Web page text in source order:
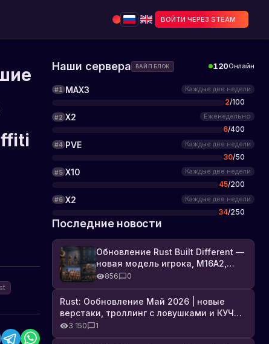
ВОЙТИ ЧЕРЕЗ STEAM
Наши сервера ВАЙП БЛОК 120Онлайн
#1 MAX3 Каждые две недели
2/100
#2 X2 Еженедельно
6/400
#4 PVE Каждые две недели
30/50
#5 X10 Каждые две недели
45/200
#6 X2 Каждые две недели
34/250
Последние новости
Обновление Rust Built Different —
новая модель игрока, M16A2,
броня, Industrial DLC и полный
список изменений
856 0
Rust: Ообновление Май 2026 | новые
верстаки, троллинг с ловушками и КУЧА
DLC3 150 1